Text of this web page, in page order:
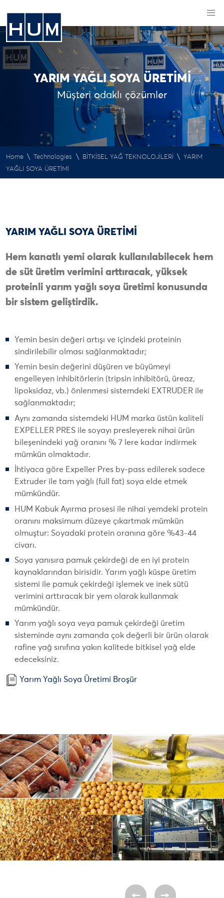
YARIM YAĞLI SOYA ÜRETİMİ
Müşteri odaklı çözümler
Home \ Technologies \ BİTKİSEL YAĞ TEKNOLOJİLERİ \ YARIM
YAĞLI SOYA ÜRETİMİ
YARIM YAĞLI SOYA ÜRETİMİ
Hem kanatlı yemi olarak kullanılabilecek hem
de süt üretim verimini arttıracak, yüksek
proteinli yarım yağlı soya üretimi konusunda
bir sistem geliştirdik.
Yemin besin değeri artışı ve içindeki proteinin
sindirilebilir olması sağlanmaktadır;
Yemin besin değerini düşüren ve büyümeyi
engelleyen inhibitörlerin (tripsin inhibitörü, üreaz,
lipoksidaz, vb.) önlenmesi sistemdeki EXTRUDER ile
sağlanmaktadır;
Aynı zamanda sistemdeki HUM marka üstün kaliteli
EXPELLER PRES ile soyayı presleyerek nihai ürün
bileşenindeki yağ oranını % 7 lere kadar indirmek
mümkün olmaktadır.
İhtiyaca göre Expeller Pres by-pass edilerek sadece
Extruder ile tam yağlı (full fat) soya elde etmek
mümkündür.
HUM Kabuk Ayırma prosesi ile nihai yemdeki protein
oranını maksimum düzeye çıkartmak mümkün
olmuştur: Soyadaki protein oranına göre %43-44
civarı.
Soya yanısıra pamuk çekirdeği de en iyi protein
kaynaklarından birisidir. Yarım yağlı küspe üretim
sistemi ile pamuk çekirdeği işlemek ve inek sütü
verimini arttıracak bir yem olarak kullanmak
mümkündür.
Yarım yağlı soya veya pamuk çekirdeği üretim
sisteminde aynı zamanda çok değerli bir ürün olarak
rafine yağ sınıfına yakın kalitede bitkisel yağ elde
edeceksiniz.
Yarım Yağlı Soya Üretimi Broşür